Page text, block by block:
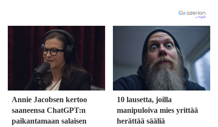
Annie Jacobsen kertoo
saaneensa ChatGPT:n
paikantamaan salaisen
10 lausetta, joilla
manipuloiva mies yrittää
herättää sääliä